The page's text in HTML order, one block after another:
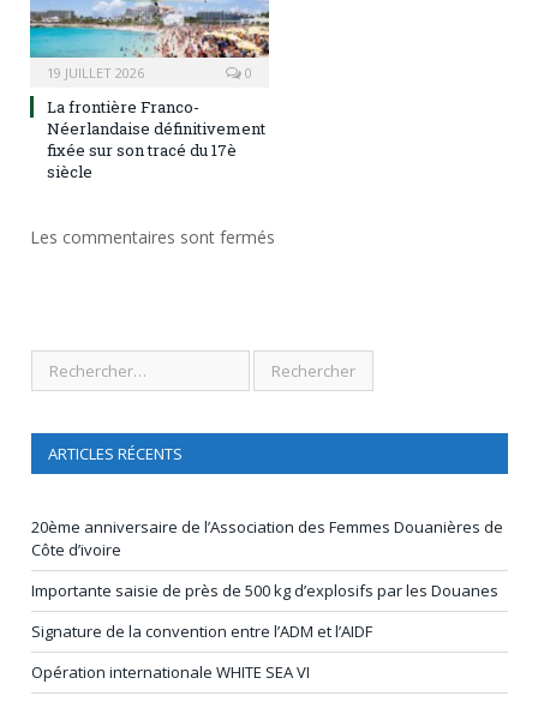
19 JUILLET 2026 0
La frontière Franco-
Néerlandaise définitivement
fixée sur son tracé du 17è
siècle
Les commentaires sont fermés
ARTICLES RÉCENTS
20ème anniversaire de l’Association des Femmes Douanières de
Côte d’ivoire
Importante saisie de près de 500 kg d’explosifs par les Douanes
Signature de la convention entre l’ADM et l’AIDF
Opération internationale WHITE SEA VI